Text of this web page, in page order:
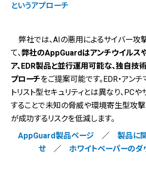
というアプローチ
弊社では、AIの悪用によるサイバー攻
て、弊社のAppGuardはアンチウイルス
ア、EDR製品と並行運用可能な、独自技
プローチをご提案可能です。EDR・アンチ
トリスト型セキュリティとは異なり、PCや
することで未知の脅威や環境寄生型攻
が成功するリスクを低減します。
AppGuard製品ページ／ 製品に
せ ／ ホワイトペーパーのダ